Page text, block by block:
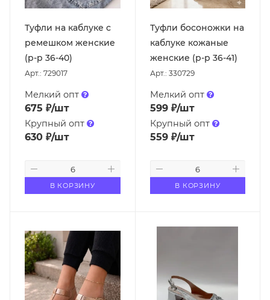
Туфли на каблуке с
ремешком женские
(р-р 36-40)
Арт.: 729017
Мелкий опт
675 ₽/шт
Крупный опт
630 ₽/шт
В КОРЗИНУ
Туфли босоножки на
каблуке кожаные
женские (р-р 36-41)
Арт.: 330729
Мелкий опт
599₽/шт
Крупный опт
559₽/шт
В КОРЗИНУ